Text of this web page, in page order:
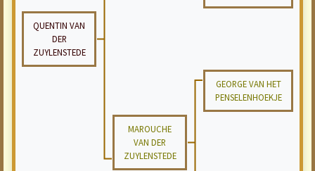
QUENTIN VAN
DER
ZUYLENSTEDE
GEORGE VAN HET
PENSELENHOEKJE
MAROUCHE
VAN DER
ZUYLENSTEDE